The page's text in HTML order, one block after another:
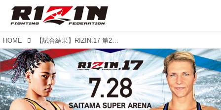
HOME 【試合結果】RIZIN.17 第2試合 KINGレイナ vs. ステファニー・エッガー